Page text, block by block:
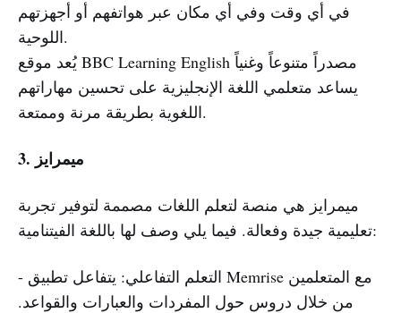
في أي وقت وفي أي مكان عبر هواتفهم أو أجهزتهم
اللوحية.
يُعد موقع BBC Learning English مصدراً متنوعاً وغنياً
يساعد متعلمي اللغة الإنجليزية على تحسين مهاراتهم
اللغوية بطريقة مرنة وممتعة.
3. ميمرايز
ميمرايز هي منصة لتعلم اللغات مصممة لتوفير تجربة
تعليمية جيدة وفعالة. فيما يلي وصف لها باللغة الفيتنامية:
- التعلم التفاعلي: يتفاعل تطبيق Memrise مع المتعلمين
من خلال دروس حول المفردات والعبارات والقواعد.